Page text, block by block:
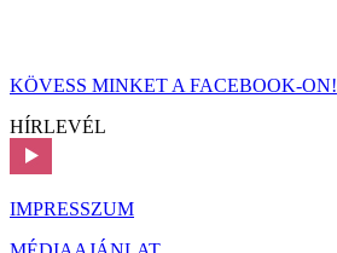
KÖVESS MINKET A FACEBOOK-ON!
HÍRLEVÉL
IMPRESSZUM